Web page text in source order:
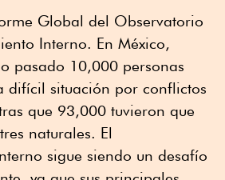
Global del Observatorio
Interno. En México,
pasado 10,000 personas
difícil situación por conflictos
que 93,000 tuvieron que
naturales. El
sigue siendo un desafío